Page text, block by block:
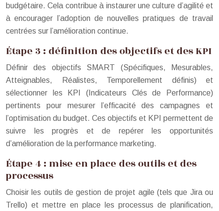
budgétaire. Cela contribue à instaurer une culture d’agilité et
à encourager l’adoption de nouvelles pratiques de travail
centrées sur l’amélioration continue.
Étape 3 : définition des objectifs et des KPI
Définir des objectifs SMART (Spécifiques, Mesurables,
Atteignables, Réalistes, Temporellement définis) et
sélectionner les KPI (Indicateurs Clés de Performance)
pertinents pour mesurer l’efficacité des campagnes et
l’optimisation du budget. Ces objectifs et KPI permettent de
suivre les progrès et de repérer les opportunités
d’amélioration de la performance marketing.
Étape 4 : mise en place des outils et des
processus
Choisir les outils de gestion de projet agile (tels que Jira ou
Trello) et mettre en place les processus de planification,